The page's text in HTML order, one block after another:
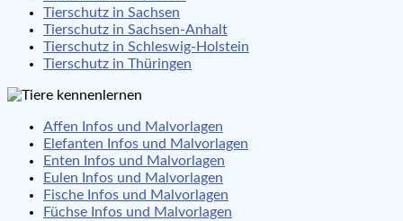
Tierschutz in Sachsen
Tierschutz in Sachsen-Anhalt
Tierschutz in Schleswig-Holstein
Tierschutz in Thüringen
Affen Infos und Malvorlagen
Elefanten Infos und Malvorlagen
Enten Infos und Malvorlagen
Eulen Infos und Malvorlagen
Fische Infos und Malvorlagen
Füchse Infos und Malvorlagen